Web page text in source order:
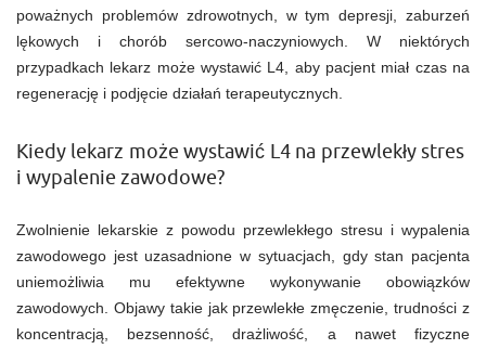
zasady
jego
wystawiania?
poważnych problemów zdrowotnych, w tym depresji, zaburzeń
lękowych i chorób sercowo-naczyniowych. W niektórych
przypadkach lekarz może wystawić L4, aby pacjent miał czas na
regenerację i podjęcie działań terapeutycznych.
Kiedy lekarz może wystawić L4 na przewlekły stres
i wypalenie zawodowe?
Zwolnienie lekarskie z powodu przewlekłego stresu i wypalenia
zawodowego jest uzasadnione w sytuacjach, gdy stan pacjenta
uniemożliwia mu efektywne wykonywanie obowiązków
zawodowych. Objawy takie jak przewlekłe zmęczenie, trudności z
koncentracją, bezsenność, drażliwość, a nawet fizyczne